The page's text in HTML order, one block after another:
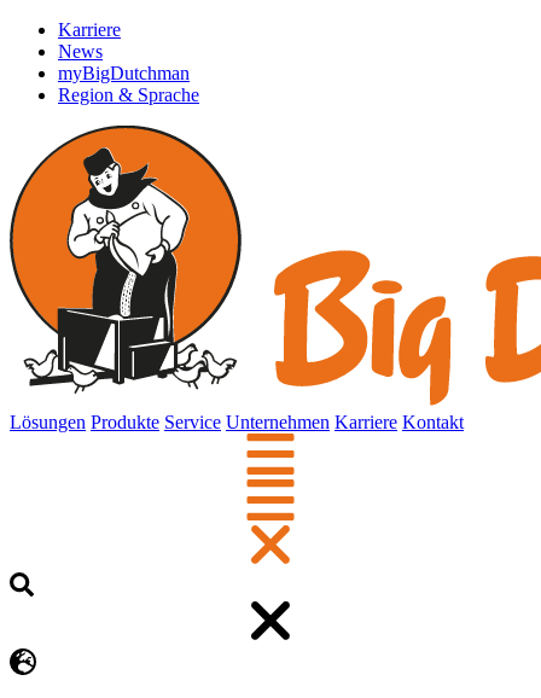
Karriere
News
myBigDutchman
Region & Sprache
Lösungen Produkte Service Unternehmen Karriere Kontakt